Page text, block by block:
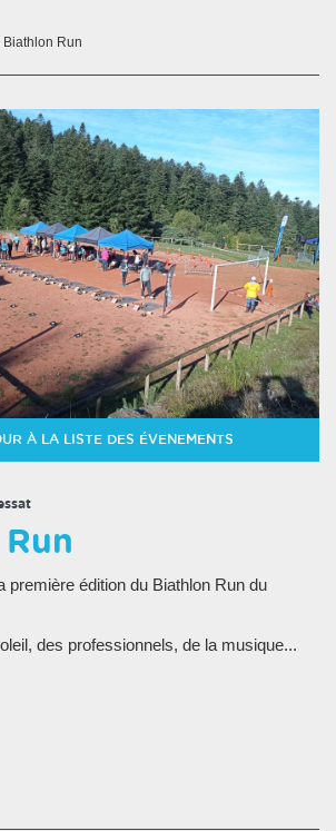
Biathlon Run
À LA LISTE DES ÉVENEMENTS
première édition du Biathlon Run du
des professionnels, de la musique...